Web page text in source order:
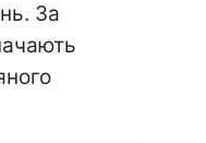
За